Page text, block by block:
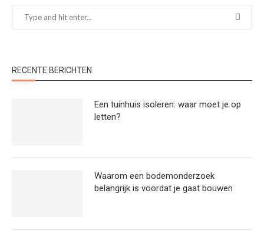
RECENTE BERICHTEN
Een tuinhuis isoleren: waar moet je op
letten?
Waarom een bodemonderzoek
belangrijk is voordat je gaat bouwen